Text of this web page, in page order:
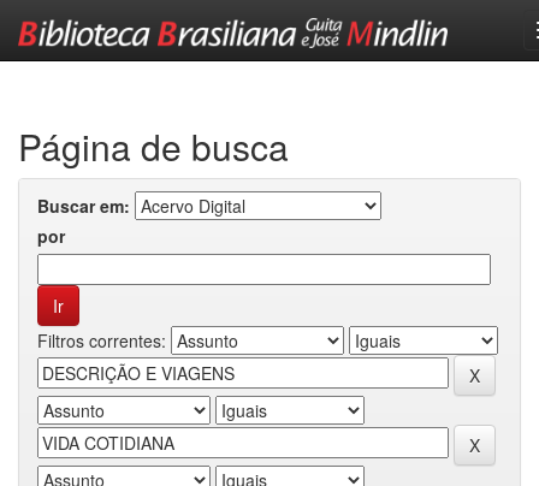
Página de busca
Buscar em:
por
Filtros correntes: